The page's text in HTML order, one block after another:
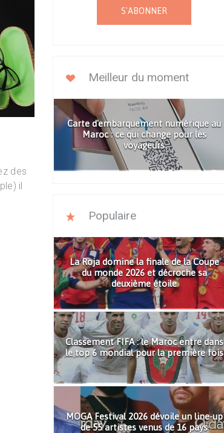
des
il
S'ABONNER
Meilleur du moment
Carte d'embarquement numérique au
Maroc : ce qui change pour les
voyageurs
Populaire
La Roja domine la finale de la Coupe
du monde 2026 et décroche sa
deuxième étoile
Classement FIFA : le Maroc entre dans
le top 6 mondial pour la première fois
MOGA Festival 2026 dévoile un line-up
de 55 artistes venus de 16 pays